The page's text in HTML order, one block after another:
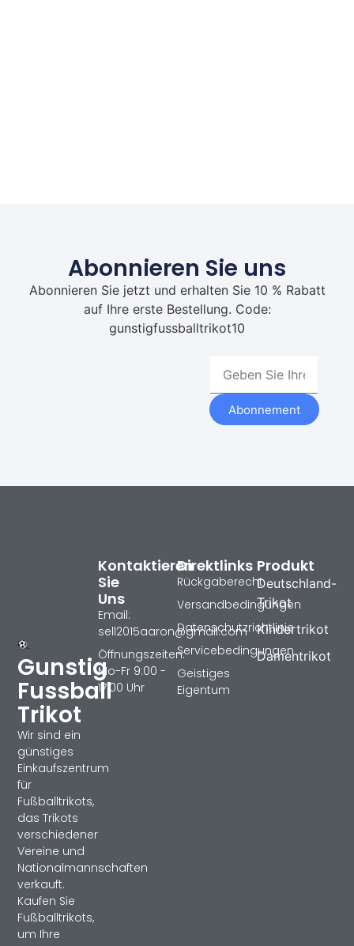
Abonnieren Sie uns
Abonnieren Sie jetzt und erhalten Sie 10 % Rabatt
auf Ihre erste Bestellung. Code:
gunstigfussballtrikot10
Abonnement
Gunstig
Fussball
Trikot
Wir sind ein
günstiges
Einkaufszentrum
für
Fußballtrikots,
das Trikots
verschiedener
Vereine und
Nationalmannschaften
verkauft.
Kaufen Sie
Fußballtrikots,
um Ihre
Produkt
Deutschland-
Trikot
Kindertrikot
Damentrikot
Direktlinks
Rückgaberecht
Versandbedingungen
Datenschutzrichtlinie
Servicebedingungen
Geistiges
Eigentum
Kontaktieren
Sie
Uns
Email:
sell2015aaron@gmail.com
Öffnungszeiten:
Mo-Fr 9:00 -
17:00 Uhr